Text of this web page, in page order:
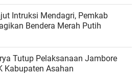
Intruksi Mendagri, Pemkab
Bendera Merah Putih
Tutup Pelaksanaan Jambore
Kabupaten Asahan